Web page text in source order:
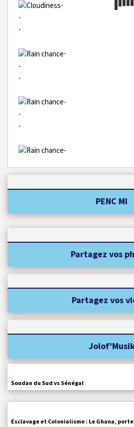
Soudan du Sud vs Sénégal
Esclavage et Colonialisme : Le Ghana,
-
-
-
-
-
-
-
-
-
-
PENC MI
Partagez vos
Partagez vos